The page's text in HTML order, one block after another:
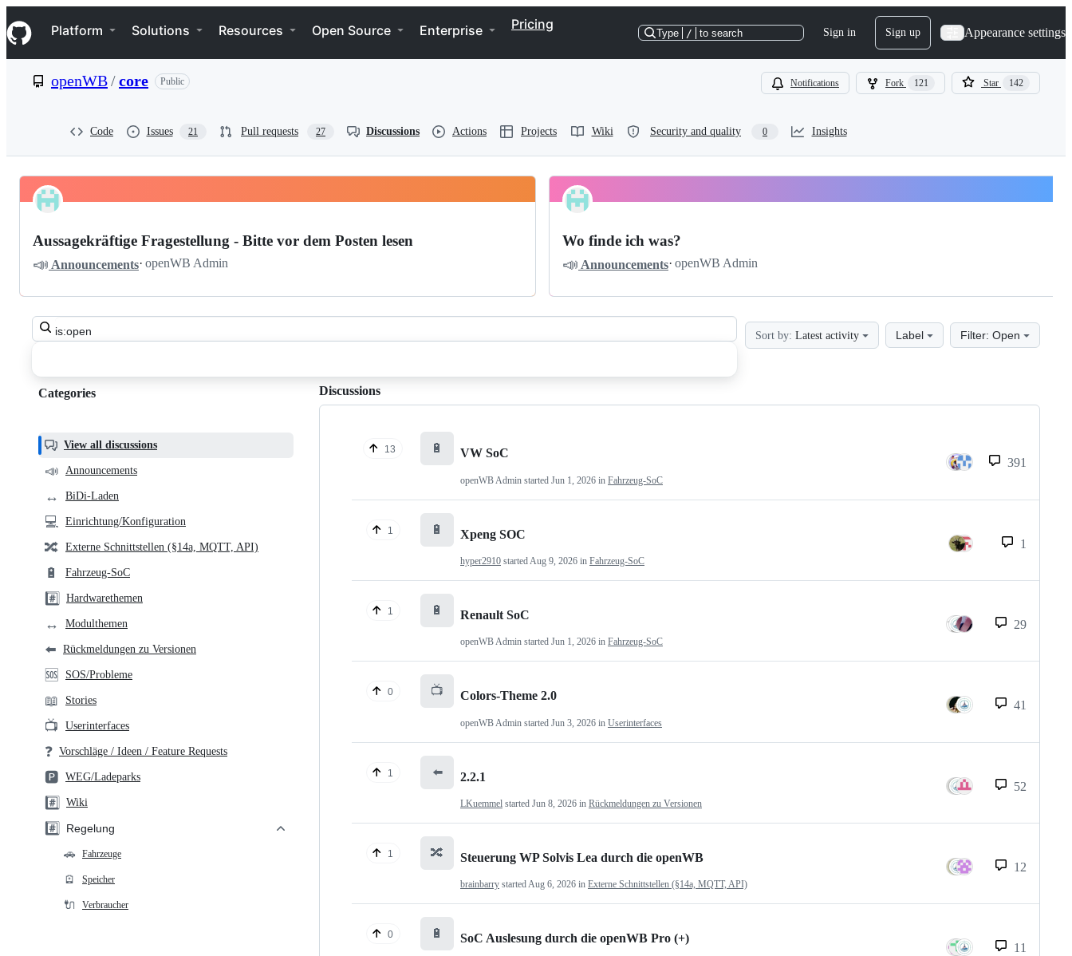
k
i
p
e
Navigation Menu
Platform Solutions Resources Open Source Enterprise Pricing
Type / to search Sign in Sign up Appearance settings
openWB/core Public Notifications Fork 121 Star 142
Code Issues 21 Pull requests 27 Discussions Actions Projects Wiki Security and quality 0 Insights
openWB
core
Discussions
Pinned
Aussagekräftige Fragestellung - Bitte vor dem Posten lesen
📣 Announcements· openWB Admin
Wo finde ich was?
📣 Announcements· openWB Admin
Search
all
Sort by: Latest activity Label Filter: Open
Categories,
helpful,
and
links
Categories
View all discussions
📣 Announcements
↔️ BiDi-Laden
💻 Einrichtung/Konfiguration
🔀 Externe Schnittstellen (§14a, MQTT, API)
🔋 Fahrzeug-SoC
#️⃣ Hardwarethemen
↔️ Modulthemen
⬅️ Rückmeldungen zu Versionen
🆘 SOS/Probleme
📖 Stories
📺 Userinterfaces
❓ Vorschläge / Ideen / Feature Requests
🅿️ WEG/Ladeparks
#️⃣ Wiki
#️⃣
Regelung
🚗
Fahrzeuge
🪫 Speicher
🔌 Verbraucher
Discussions
13 🔋 VW SoC
openWB Admin started Jun 1, 2026 in Fahrzeug-SoC
391
1 🔋 Xpeng SOC
hyper2910 startedAug 9, 2026 in Fahrzeug-SoC
1
1 🔋 Renault SoC
openWB Admin started Jun 1, 2026 in Fahrzeug-SoC
29
0 📺 Colors-Theme 2.0
openWB Admin started Jun 3, 2026 in Userinterfaces
41
1 ⬅️ 2.2.1
LKuemmel started Jun 8, 2026 in Rückmeldungen zu Versionen
52
1 🔀 Steuerung WP Solvis Lea durch die openWB
brainbarry startedAug 6, 2026 in Externe Schnittstellen (§14a, MQTT, API)
12
0 🔋 SoC Auslesung durch die openWB Pro (+)
11